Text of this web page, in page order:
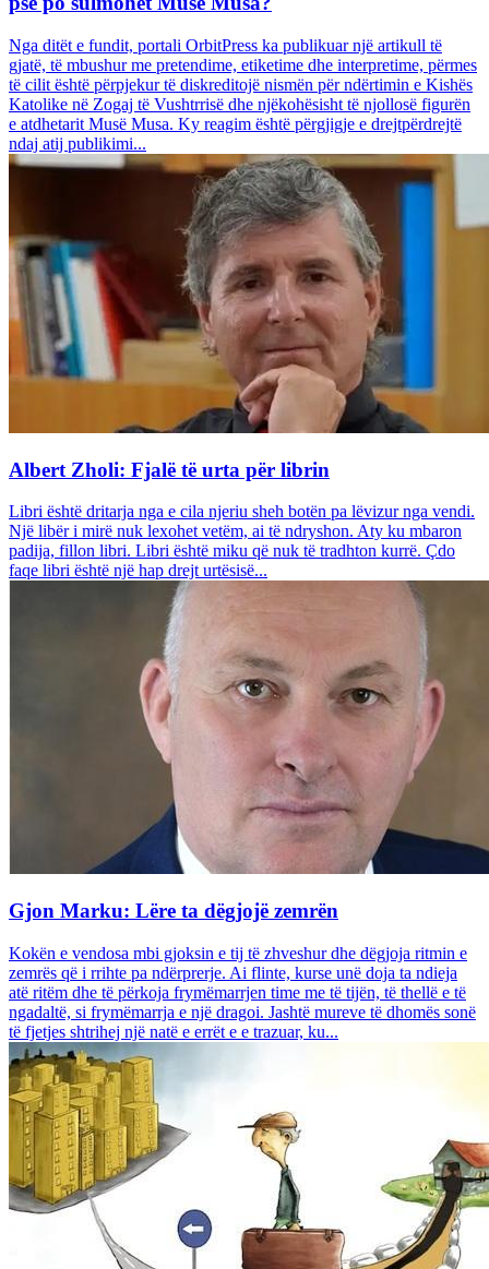
Nga ditët e fundit, portali OrbitPress ka publikuar një artikull të
gjatë, të mbushur me pretendime, etiketime dhe interpretime, përmes
të cilit është përpjekur të diskreditojë nismën për ndërtimin e Kishës
Katolike në Zogaj të Vushtrrisë dhe njëkohësisht të njollosë figurën
e atdhetarit Musë Musa. Ky reagim është përgjigje e drejtpërdrejtë
ndaj atij publikimi...
Albert Zholi: Fjalë të urta për librin
Libri është dritarja nga e cila njeriu sheh botën pa lëvizur nga vendi.
Një libër i mirë nuk lexohet vetëm, ai të ndryshon. Aty ku mbaron
padija, fillon libri. Libri është miku që nuk të tradhton kurrë. Çdo
faqe libri është një hap drejt urtësisë...
Gjon Marku: Lëre ta dëgjojë zemrën
Kokën e vendosa mbi gjoksin e tij të zhveshur dhe dëgjoja ritmin e
zemrës që i rrihte pa ndërprerje. Ai flinte, kurse unë doja ta ndieja
atë ritëm dhe të përkoja frymëmarrjen time me të tijën, të thellë e të
ngadaltë, si frymëmarrja e një dragoi. Jashtë mureve të dhomës sonë
të fjetjes shtrihej një natë e errët e e trazuar, ku...